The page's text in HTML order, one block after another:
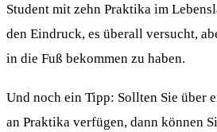
Student mit zehn Praktika im
den Eindruck, es überall versucht,
in die Fuß bekommen zu haben.
Und noch ein Tipp: Sollten Sie über
an Praktika verfügen, dann können